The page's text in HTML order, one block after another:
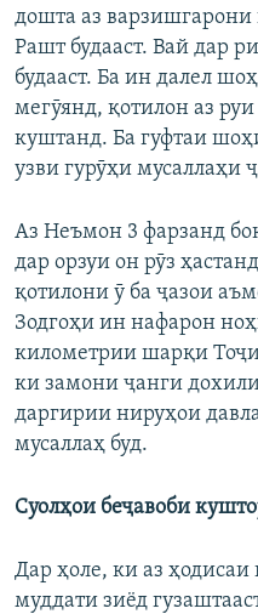
дошта аз
Рашт будааст. Вай дар
будааст. Ба ин далел
мегӯянд, қотилон аз
куштанд. Ба гуфтаи
узви гурӯҳи мусаллаҳи
Аз Неъмон 3 фарзанд
дар орзуи он рӯз
қотилони ӯ ба ҷазои
Зодгоҳи ин нафарон
километрии шарқи
ки замони ҷанги
даргирии нируҳои
мусаллаҳ буд.
Суолҳои беҷавоби
Дар ҳоле, ки аз
муддати зиёд